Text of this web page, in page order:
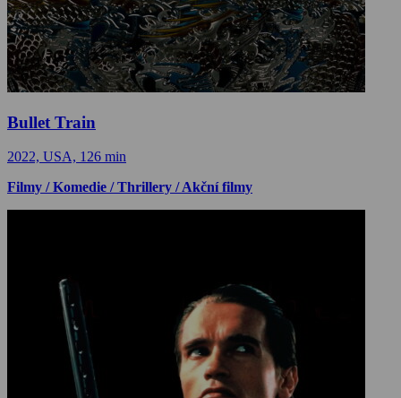
Bullet Train
2022, USA, 126 min
Filmy / Komedie / Thrillery / Akční filmy